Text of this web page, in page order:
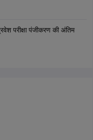
परीक्षा पंजीकरण की अंतिम